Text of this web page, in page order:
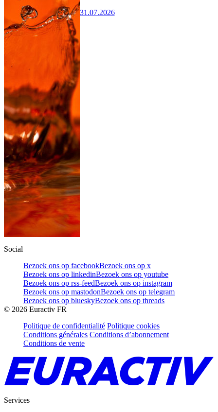
31.07.2026
Social
Bezoek ons op facebookBezoek ons op x
Bezoek ons op linkedinBezoek ons op youtube
Bezoek ons op rss-feedBezoek ons op instagram
Bezoek ons op mastodonBezoek ons op telegram
Bezoek ons op blueskyBezoek ons op threads
© 2026 Euractiv FR
Politique de confidentialité Politique cookies
Conditions générales Conditions d’abonnement
Conditions de vente
Services